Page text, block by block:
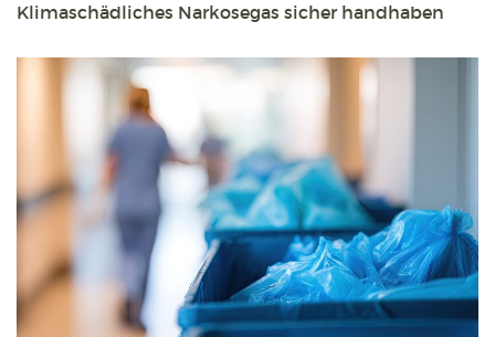
Klimaschädliches Narkosegas sicher handhaben